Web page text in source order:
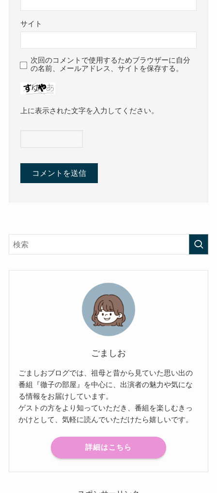
サイト
次回のコメントで使用するためブラウザーに自分
の名前、メールアドレス、サイトを保存する。
上に表示された文字を入力してください。
ごましお
ごましおブログでは、祖母と昔から見ていた思い出の
番組『徹子の部屋』を中心に、出演者の魅力や気にな
る情報をお届けしています。
ゲストの方をより知っていただき、番組を楽しむきっ
かけとして、気軽に読んでいただけたら嬉しいです。
詳細はこちら